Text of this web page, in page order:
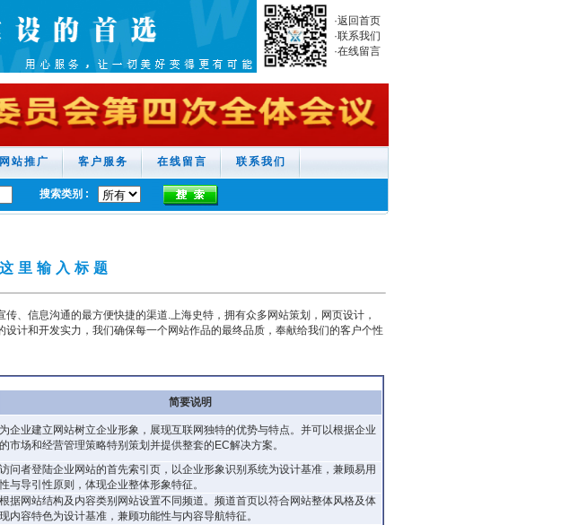
·返回首页
·联系我们
·在线留言
网站推广 客户服务 在线留言 联系我们
搜索类别 :
这里输入标题
、信息沟通的最方便快捷的渠道.上海史特，拥有众多网站策划，网页设计，
计和开发实力，我们确保每一个网站作品的最终品质，奉献给我们的客户个性
简要说明
为企业建立网站树立企业形象，展现互联网独特的优势与特点。并可以根据企业
的市场和经营管理策略特别策划并提供整套的EC解决方案。
访问者登陆企业网站的首先索引页，以企业形象识别系统为设计基准，兼顾易用
性与导引性原则，体现企业整体形象特征。
根据网站结构及内容类别网站设置不同频道。频道首页以符合网站整体风格及体
现内容特色为设计基准，兼顾功能性与内容导航特征。